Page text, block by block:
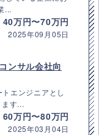
...
40万円〜70万円
2025年09月05日
ンサル会社向
エンジニアとし
す...
60万円〜80万円
2025年03月04日